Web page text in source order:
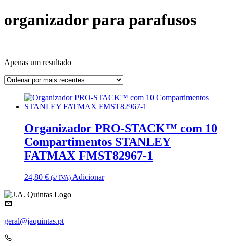
organizador para parafusos
Apenas um resultado
Organizador PRO-STACK™ com 10
Compartimentos STANLEY
FATMAX FMST82967-1
24,80 € (s/ IVA) Adicionar
geral@jaquintas.pt